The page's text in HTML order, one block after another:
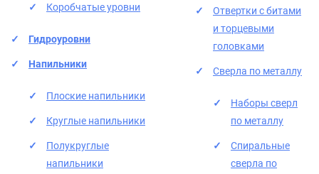
Коробчатые уровни
Гидроуровни
Напильники
Плоские напильники
Круглые напильники
Полукруглые
напильники
Отвертки с битами
и торцевыми
головками
Сверла по металлу
Наборы сверл
по металлу
Спиральные
сверла по